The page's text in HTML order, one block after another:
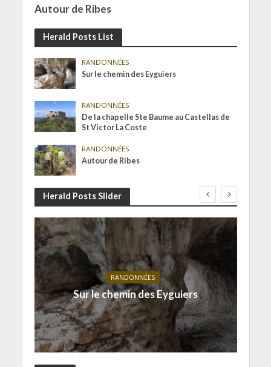
Autour de Ribes
Herald Posts List
RANDONNÉES
Sur le chemin des Eyguiers
RANDONNÉES
De la chapelle Ste Baume au Castellas de
St Victor La Coste
RANDONNÉES
Autour de Ribes
Herald Posts Slider
RANDONNÉES
Sur le chemin des Eyguiers